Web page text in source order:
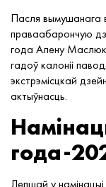
Пасля вымушанага
праваабарончую
года Алену
гадоў калоніі
экстрэмісцкай
актыўнасць.
года-
Лепшай у